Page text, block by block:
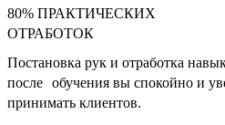
80% ПРАКТИЧЕСКИХ
ОТРАБОТОК
Постановка рук и отработка
после обучения вы спокойно и
принимать клиентов.